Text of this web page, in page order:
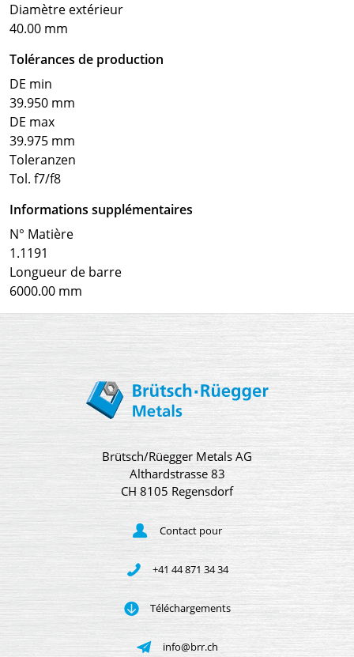
Diamètre extérieur
40.00 mm
Tolérances de production
DE min
39.950 mm
DE max
39.975 mm
Toleranzen
Tol. f7/f8
Informations supplémentaires
N° Matière
1.1191
Longueur de barre
6000.00 mm
Brütsch/Rüegger Metals AG
Althardstrasse 83
CH 8105 Regensdorf
Contact pour
+41 44 871 34 34
Téléchargements
info@brr.ch